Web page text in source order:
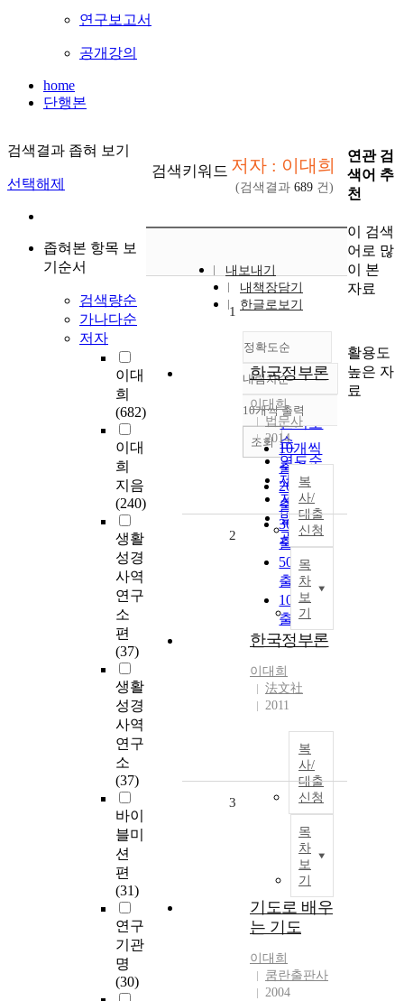
연구보고서
공개강의
home
단행본
검색결과 좁혀 보기
선택해제
좁혀본 항목 보
기순서
검색량순
가나다순
저자
이대
희
(682)
이대
희
지음
(240)
생활
성경
사역
연구
소
편
(37)
생활
성경
사역
연구
소
(37)
바이
블미
션
편
(31)
연구
기관
명
(30)
검색키워드 저자 : 이대희
(검색결과 689 건)
내보내기
내책장담기
한글로보기
정확도순
정확도
순
인기도
순
연도순
제목순
저자순
발행기
관순
내림차순
내림차순
10개씩 출력
10개씩
출력
20개씩
출력
30개씩
출력
50개씩
출력
100개씩
출력
조회
1
한국정부론
이대희
법문사
2014
복
사/
대출
신청
목
차
보
기
2
한국정부론
이대희
法文社
2011
복
사/
대출
신청
목
차
보
기
3
기도로 배우
는 기도
이대희
쿰란출판사
2004
연관 검
색어 추
천
이 검색
어로 많
이 본
자료
활용도
높은 자
료